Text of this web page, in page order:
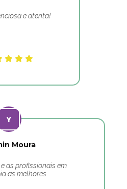
e atenta!
Moura
as profissionais em
as melhores